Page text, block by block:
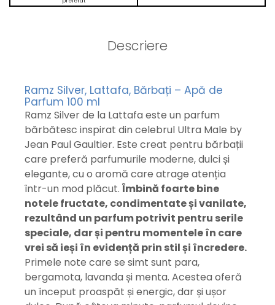
Descriere
Ramz Silver, Lattafa, Bărbați – Apă de
Parfum 100 ml
Ramz Silver de la Lattafa este un parfum
bărbătesc inspirat din celebrul Ultra Male by
Jean Paul Gaultier. Este creat pentru bărbații
care preferă parfumurile moderne, dulci și
elegante, cu o aromă care atrage atenția
într-un mod plăcut. Îmbină foarte bine
notele fructate, condimentate și vanilate,
rezultând un parfum potrivit pentru serile
speciale, dar și pentru momentele în care
vrei să ieși în evidență prin stil și încredere.
Primele note care se simt sunt para,
bergamota, lavanda și menta. Acestea oferă
un început proaspăt și energic, dar și ușor